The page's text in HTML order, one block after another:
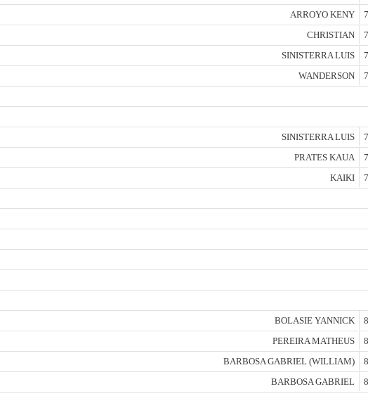
ARROYO KENY
CHRISTIAN
SINISTERRA LUIS
WANDERSON
SINISTERRA LUIS
PRATES KAUA
KAIKI
BOLASIE YANNICK
PEREIRA MATHEUS
BARBOSA GABRIEL (WILLIAM)
BARBOSA GABRIEL